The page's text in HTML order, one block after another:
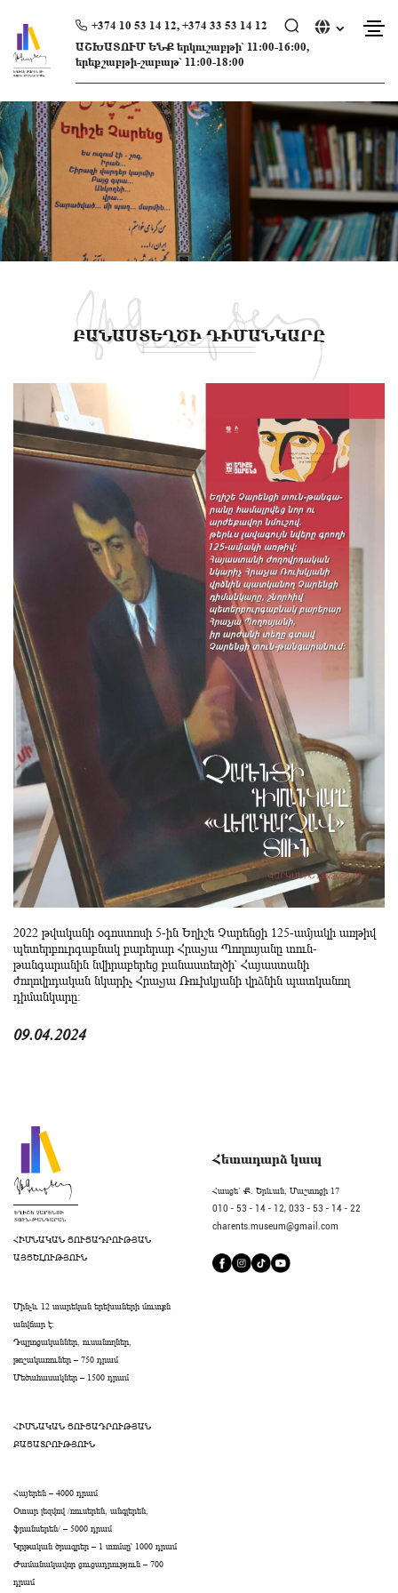
content
+374 10 53 14 12, +374 33 53 14 12
ԱՇԽԱՏՈՒՄ ԵՆՔ երկուշաբթի՝ 11։00-16։00,
երեքշաբթի-շաբաթ՝ 11։00-18։00
ԲԱՆԱՍՏԵՂԾԻ ԴԻՄԱՆԿԱՐԸ
2022 թվականի օգոստոսի 5-ին Եղիշե Չարենցի 125-ամյակի առթիվ
պետերբուրգաբնակ բարերար Հրաչյա Պողոսյանը տուն-
թանգարանին նվիրաբերեց բանաստեղծի՝ Հայաստանի
ժողովրդական նկարիչ Հրաչյա Ռուխկյանի վրձնին պատկանող
դիմանկարը։
09.04.2024
ՀԻՄՆԱԿԱՆ ՑՈՒՑԱԴՐՈՒԹՅԱՆ
ԱՅՑԵԼՈՒԹՅՈՒՆ
Մինչև 12 տարեկան երեխաների մուտքն
անվճար է։
Դպրոցականներ, ուսանողներ,
թոշակառուներ – 750 դրամ
Մեծահասակներ – 1500 դրամ
ՀԻՄՆԱԿԱՆ ՑՈՒՑԱԴՐՈՒԹՅԱՆ
ԲԱՑԱՏՐՈՒԹՅՈՒՆ
Հայերեն – 4000 դրամ
Օտար լեզվով /ռուսերեն, անգլերեն,
ֆրանսերեն/ – 5000 դրամ
Կրթական ծրագրեր – 1 տոմսը՝ 1000 դրամ
Ժամանակավոր ցուցադրություն – 700
դրամ
Հետադարձ կապ
Հասցե` Ք. Երևան, Մաշտոցի 17
010 - 53 - 14 - 12, 033 - 53 - 14 - 22
charents.museum@gmail.com